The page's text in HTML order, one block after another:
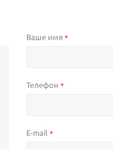
Ваше имя *
Телефон *
E-mail *